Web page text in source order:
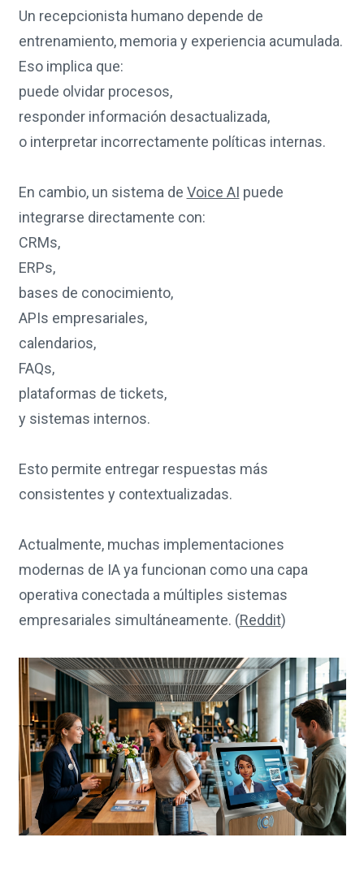
Un recepcionista humano depende de
entrenamiento, memoria y experiencia acumulada.
Eso implica que:
puede olvidar procesos,
responder información desactualizada,
o interpretar incorrectamente políticas internas.
En cambio, un sistema de Voice AI puede
integrarse directamente con:
CRMs,
ERPs,
bases de conocimiento,
APIs empresariales,
calendarios,
FAQs,
plataformas de tickets,
y sistemas internos.
Esto permite entregar respuestas más
consistentes y contextualizadas.
Actualmente, muchas implementaciones
modernas de IA ya funcionan como una capa
operativa conectada a múltiples sistemas
empresariales simultáneamente. (Reddit)